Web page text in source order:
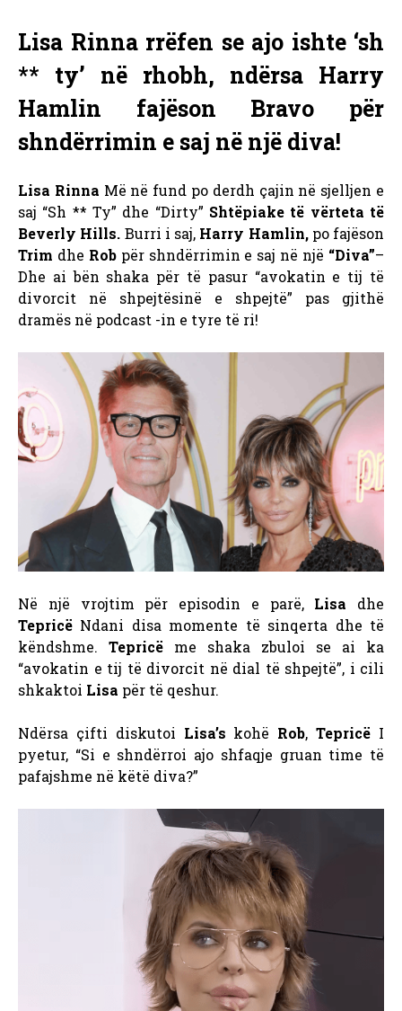
Lisa Rinna rrëfen se ajo ishte ‘sh
** ty’ në rhobh, ndërsa Harry
Hamlin fajëson Bravo për
shndërrimin e saj në një diva!
Lisa Rinna Më në fund po derdh çajin në sjelljen e
saj “Sh ** Ty” dhe “Dirty” Shtëpiake të vërteta të
Beverly Hills. Burri i saj, Harry Hamlin,po fajëson
Trim dhe Rob për shndërrimin e saj në një “Diva”–
Dhe ai bën shaka për të pasur “avokatin e tij të
divorcit në shpejtësinë e shpejtë” pas gjithë
dramës në podcast -in e tyre të ri!
Në një vrojtim për episodin e parë, Lisa dhe
Tepricë Ndani disa momente të sinqerta dhe të
këndshme. Tepricë me shaka zbuloi se ai ka
“avokatin e tij të divorcit në dial të shpejtë”, i cili
shkaktoi Lisa për të qeshur.
Ndërsa çifti diskutoi Lisa’s kohë Rob,Tepricë I
pyetur, “Si e shndërroi ajo shfaqje gruan time të
pafajshme në këtë diva?”